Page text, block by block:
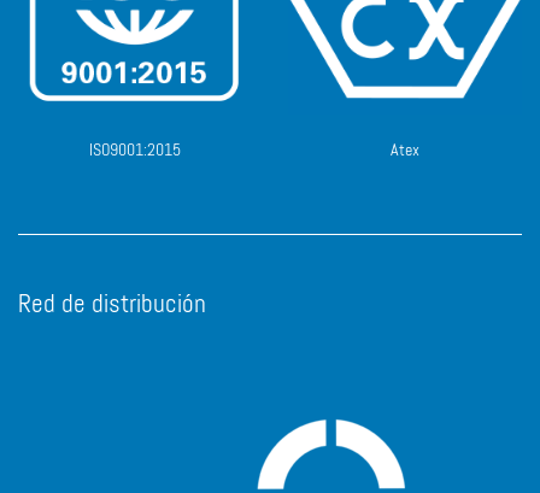
ISO9001:2015 Atex
Red de distribución